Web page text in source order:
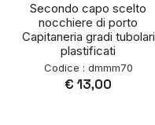
Secondo capo scelto
nocchiere di porto
Capitaneria gradi tubolari
plastificati
Codice : dmmm70
€ 13,00